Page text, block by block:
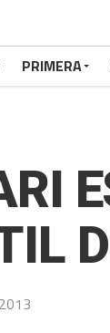
PRIMERA